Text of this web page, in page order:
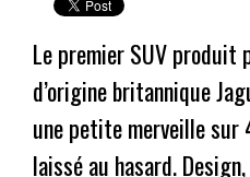
Le premier SUV
d’origine britannique
une petite merveille sur
laissé au hasard.